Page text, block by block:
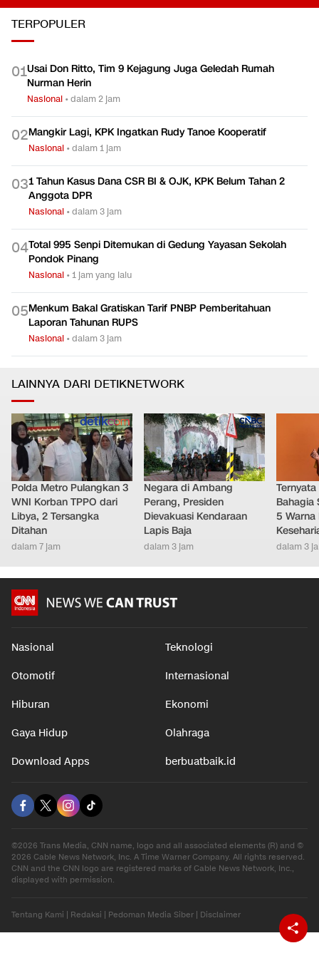
TERPOPULER
01Usai Don Ritto, Tim 9 Kejagung Juga Geledah Rumah
Nurman Herin
Nasional •dalam 2 jam
02Mangkir Lagi, KPK Ingatkan Rudy Tanoe Kooperatif
Nasional •dalam 1 jam
031 Tahun Kasus Dana CSR BI & OJK, KPK Belum Tahan 2
Anggota DPR
Nasional •dalam 3 jam
04Total 995 Senpi Ditemukan di Gedung Yayasan Sekolah
Pondok Pinang
Nasional •1 jam yang lalu
05Menkum Bakal Gratiskan Tarif PNBP Pemberitahuan
Laporan Tahunan RUPS
Nasional •dalam 3 jam
LAINNYA DARI DETIKNETWORK
Polda Metro Pulangkan 3
WNI Korban TPPO dari
Libya, 2 Tersangka
Ditahan
dalam 7 jam
Negara di Ambang
Perang, Presiden
Dievakuasi Kendaraan
Lapis Baja
dalam 3 jam
Bahagia
5
dalam 3
Nasional Teknologi
Otomotif Internasional
Hiburan Ekonomi
Gaya Hidup Olahraga
Download Apps berbuatbaik.id
©2026 Trans Media, CNN name, logo and all associated elements (R) and ©
2026 Cable News Network, Inc. A Time Warner Company. All rights reserved.
CNN and the CNN logo are registered marks of Cable News Network, Inc.,
displayed with permission.
Tentang Kami Redaksi Pedoman Media Siber Disclaimer